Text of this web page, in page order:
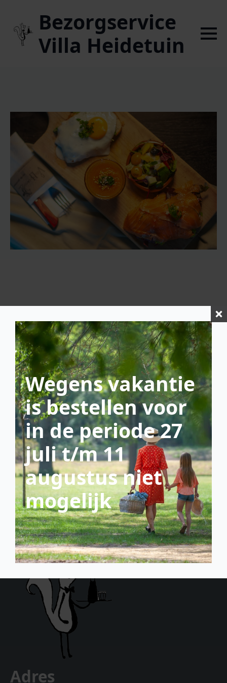
Bezorgservice
Villa Heidetuin
Adres
Wegens vakantie
is bestellen voor
in de periode 27
juli t/m 11
augustus niet
mogelijk